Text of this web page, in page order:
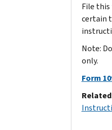
File this
certain
Note:
only.
Form